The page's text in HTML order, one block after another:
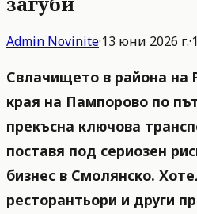
Admin Novinite·13 юни 2026 г.·
Свлачището в района на
края на Пампорово по
прекъсна ключова
поставя под сериозен
бизнес в Смолянско.
ресторантьори и други